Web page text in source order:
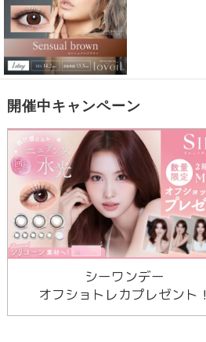
開催中キャンペーン
シーワンデー
オフショトレカプレゼント！